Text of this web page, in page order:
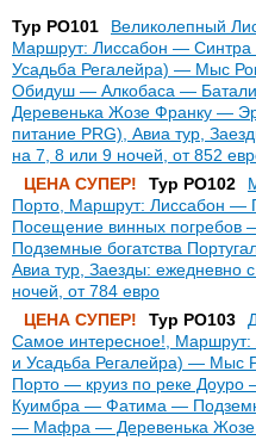
Тур PO101
Великолепный
Маршрут: Лиссабон — Синтра
Усадьба Регалейра) — Мыс
Обидуш — Алкобаса —
Деревенька Жозе Франку —
питание PRG), Авиа тур,
на 7, 8 или 9 ночей, от 852
ЦЕНА СУПЕР!
Тур PO102
Порто, Маршрут: Лиссабон —
Посещение винных
Подземные богатства
Авиа тур, Заезды: ежедневно
ночей, от 784 евро
ЦЕНА СУПЕР!
Тур PO103
Самое интересное!,
и Усадьба Регалейра) —
Порто — круиз по реке
Куимбра — Фатима —
— Мафра — Деревенька Жозе